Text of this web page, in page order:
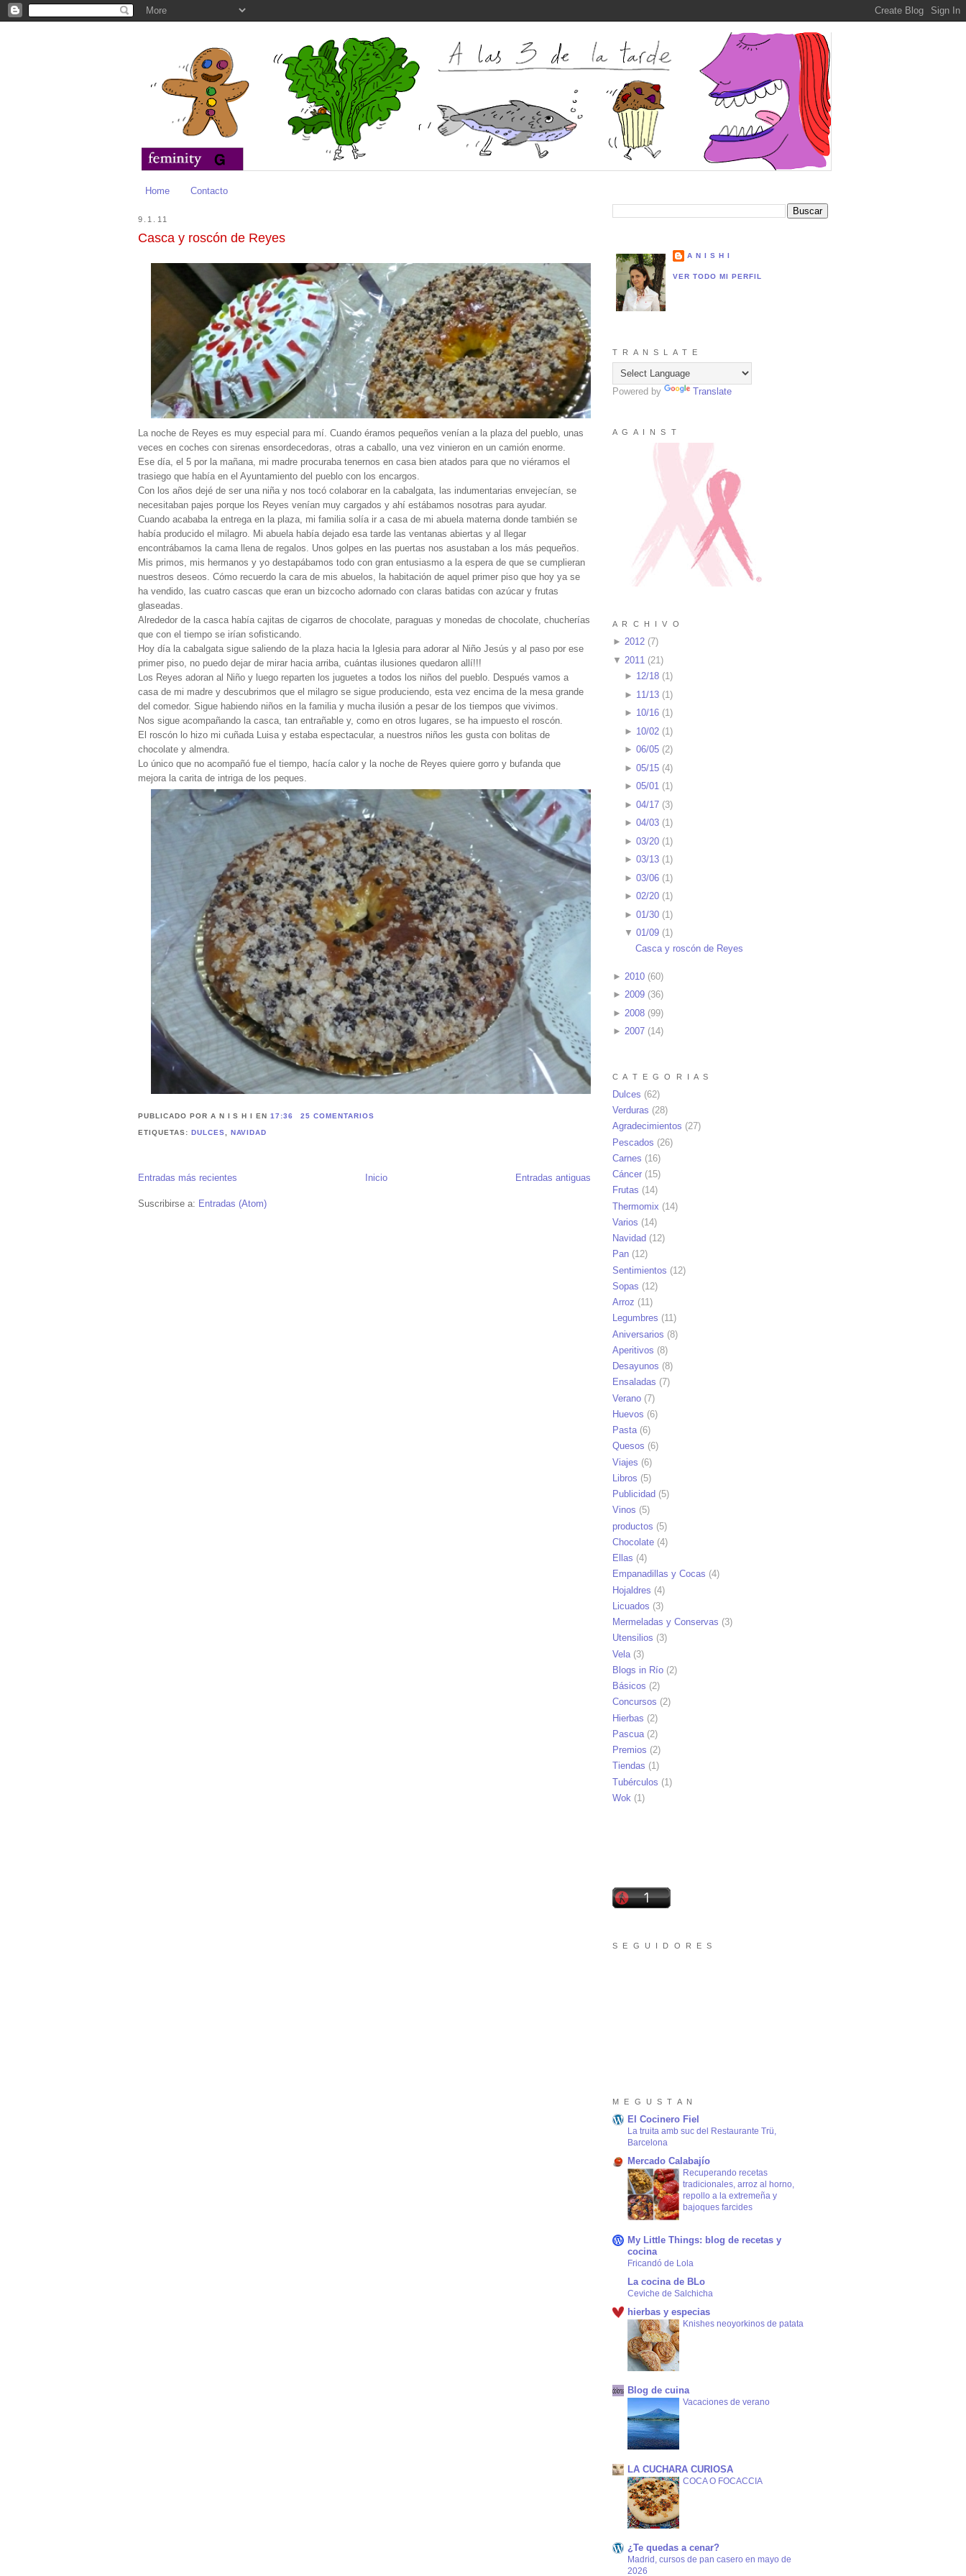
Home Contacto
9.1.11
Casca y roscón de Reyes
La noche de Reyes es muy especial para mí. Cuando éramos pequeños venían a la plaza del pueblo, unas
veces en coches con sirenas ensordecedoras, otras a caballo, una vez vinieron en un camión enorme.
Ese día, el 5 por la mañana, mi madre procuraba tenernos en casa bien atados para que no viéramos el
trasiego que había en el Ayuntamiento del pueblo con los encargos.
Con los años dejé de ser una niña y nos tocó colaborar en la cabalgata, las indumentarias envejecían, se
necesitaban pajes porque los Reyes venían muy cargados y ahí estábamos nosotras para ayudar.
Cuando acababa la entrega en la plaza, mi familia solía ir a casa de mi abuela materna donde también se
había producido el milagro. Mi abuela había dejado esa tarde las ventanas abiertas y al llegar
encontrábamos la cama llena de regalos. Unos golpes en las puertas nos asustaban a los más pequeños.
Mis primos, mis hermanos y yo destapábamos todo con gran entusiasmo a la espera de que se cumplieran
nuestros deseos. Cómo recuerdo la cara de mis abuelos, la habitación de aquel primer piso que hoy ya se
ha vendido, las cuatro cascas que eran un bizcocho adornado con claras batidas con azúcar y frutas
glaseadas.
Alrededor de la casca había cajitas de cigarros de chocolate, paraguas y monedas de chocolate, chucherías
que con el tiempo se irían sofisticando.
Hoy día la cabalgata sigue saliendo de la plaza hacia la Iglesia para adorar al Niño Jesús y al paso por ese
primer piso, no puedo dejar de mirar hacia arriba, cuántas ilusiones quedaron allí!!!
Los Reyes adoran al Niño y luego reparten los juguetes a todos los niños del pueblo. Después vamos a
casa de mi madre y descubrimos que el milagro se sigue produciendo, esta vez encima de la mesa grande
del comedor. Sigue habiendo niños en la familia y mucha ilusión a pesar de los tiempos que vivimos.
Nos sigue acompañando la casca, tan entrañable y, como en otros lugares, se ha impuesto el roscón.
El roscón lo hizo mi cuñada Luisa y estaba espectacular, a nuestros niños les gusta con bolitas de
chocolate y almendra.
Lo único que no acompañó fue el tiempo, hacía calor y la noche de Reyes quiere gorro y bufanda que
mejora la carita de intriga de los peques.
PUBLICADO POR A N I S H IEN17:36 25 COMENTARIOS
ETIQUETAS: DULCES NAVIDAD
Entradas más recientes Entradas antiguas
Inicio
Suscribirse a: Entradas (Atom)
A N I S H I
VER TODO MI PERFIL
T R A N S L A T E
Powered by Translate
A G A I N S T
A R C H I V O
► 2012 (7)
▼ 2011 (21 )
► 12/18(1)
► 11/13(1)
► 10/16(1)
► 10/02(1)
► 06/05(2)
► 05/15(4)
► 05/01(1)
► 04/17(3)
► 04/03(1)
► 03/20(1)
► 03/13(1)
► 03/06(1)
► 02/20(1)
► 01/30(1)
▼ 01/09(1)
Casca y roscón de Reyes
► 2010 (60)
► 2009 (36)
► 2008 (99)
► 2007 (14)
C A T E G O R I A S
Dulces (62)
Verduras (28)
Agradecimientos (27)
Pescados (26)
Carnes (16)
Cáncer (15)
Frutas (14)
Thermomix (14)
Varios (14)
Navidad (12)
Pan (12)
Sentimientos (12)
Sopas (12)
Arroz (11)
Legumbres (11)
Aniversarios (8)
Aperitivos (8)
Desayunos (8)
Ensaladas (7)
Verano (7)
Huevos (6)
Pasta(6)
Quesos (6)
Viajes (6)
Libros (5)
Publicidad (5)
Vinos (5)
productos (5)
Chocolate (4)
Ellas (4)
Empanadillas y Cocas (4)
Hojaldres (4)
Licuados (3)
Mermeladas y Conservas (3)
Utensilios (3)
Vela (3)
Blogs in Río (2)
Básicos (2)
Concursos (2)
Hierbas (2)
Pascua (2)
Premios (2)
Tiendas (1)
Tubérculos (1)
Wok (1)
S E G U I D O R E S
M E G U S T A N
El Cocinero Fiel
La truita amb suc del Restaurante Trü,
Barcelona
Mercado Calabajío
Recuperando recetas
tradicionales, arroz al horno,
repollo a la extremeña y
bajoques farcides
My Little Things: blog de recetas y
cocina
Fricandó de Lola
La cocina de BLo
Ceviche de Salchicha
hierbas y especias
Knishes neoyorkinos de patata
Blog de cuina
Vacaciones de verano
LA CUCHARA CURIOSA
COCA O FOCACCIA
¿Te quedas a cenar?
Madrid, cursos de pan casero en mayo de
2026